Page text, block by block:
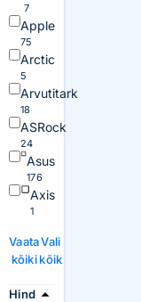
7
Apple
75
Arctic
5
Arvutitark
18
ASRock
24
Asus
176
Axis
1
Vaata
kõiki
Vali
kõik
Hind